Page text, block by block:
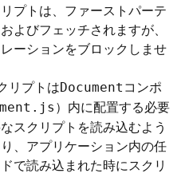
プトは、ファーストパーテ
よびフェッチされますが、
ーションをブロックしませ
リプトはDocument コンポ
）内に配置する必要
スクリプトを読み込むよう
、アプリケーション内の任
で読み込まれた時にスクリ